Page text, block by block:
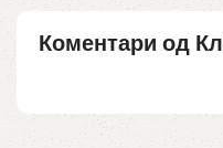
Коментари од